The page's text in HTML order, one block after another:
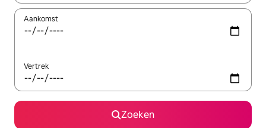
Aankomst
Vertrek
Zoeken